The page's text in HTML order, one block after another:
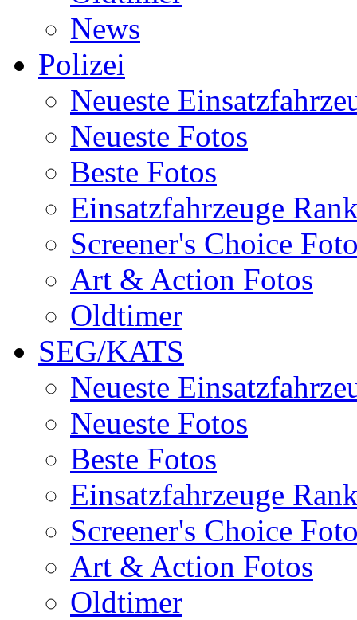
News
Polizei
Neueste
Neueste Fotos
Beste Fotos
Einsatzfahrzeuge
Screener's Choice
Art & Action Fotos
Oldtimer
SEG/KATS
Neueste
Neueste Fotos
Beste Fotos
Einsatzfahrzeuge
Screener's Choice
Art & Action Fotos
Oldtimer